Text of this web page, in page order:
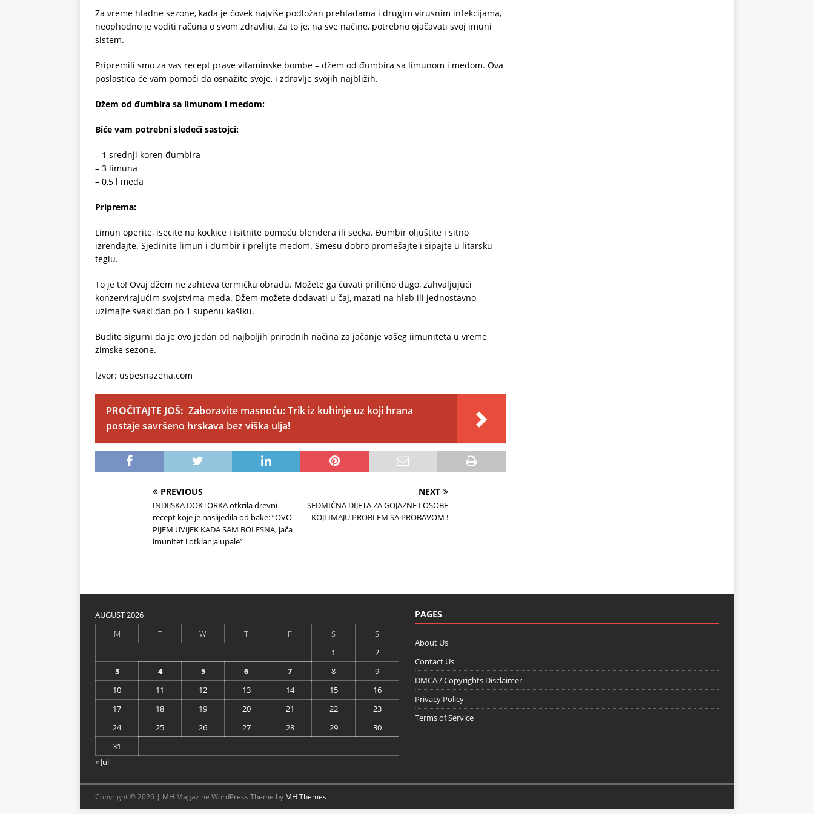
Za vreme hladne sezone, kada je čovek najviše podložan prehladama i drugim virusnim infekcijama,
neophodno je voditi računa o svom zdravlju. Za to je, na sve načine, potrebno ojačavati svoj imuni
sistem.
Pripremili smo za vas recept prave vitaminske bombe – džem od đumbira sa limunom i medom. Ova
poslastica će vam pomoći da osnažite svoje, i zdravlje svojih najbližih.
Džem od đumbira sa limunom i medom:
Biće vam potrebni sledeći sastojci:
– 1 srednji koren đumbira
– 3 limuna
– 0,5 l meda
Priprema:
Limun operite, isecite na kockice i isitnite pomoću blendera ili secka. Đumbir oljuštite i sitno
izrendajte. Sjedinite limun i đumbir i prelijte medom. Smesu dobro promešajte i sipajte u litarsku
teglu.
To je to! Ovaj džem ne zahteva termičku obradu. Možete ga čuvati prilično dugo, zahvaljujući
konzervirajućim svojstvima meda. Džem možete dodavati u čaj, mazati na hleb ili jednostavno
uzimajte svaki dan po 1 supenu kašiku.
Budite sigurni da je ovo jedan od najboljih prirodnih načina za jačanje vašeg iimuniteta u vreme
zimske sezone.
Izvor: uspesnazena.com
PROČITAJTE JOŠ: Zaboravite masnoću: Trik iz kuhinje uz koji hrana
postaje savršeno hrskava bez viška ulja!
PREVIOUS
INDIJSKA DOKTORKA otkrila drevni
recept koje je naslijedila od bake: “OVO
PIJEM UVIJEK KADA SAM BOLESNA, jača
imunitet i otklanja upale”
NEXT
SEDMIČNA DIJETA ZA GOJAZNE I OSOBE
KOJI IMAJU PROBLEM SA PROBAVOM !
AUGUST 2026
M
T W T F S
S
1
2
3
4 5 6 7 8
9
10
11 12 13 14 15
16
17
18 19 20 21 22
23
24
25 26 27 28 29
30
31
« Jul
PAGES
About Us
Contact Us
DMCA / Copyrights Disclaimer
Privacy Policy
Terms of Service
Copyright © 2026 | MH Magazine WordPress Theme by MH Themes